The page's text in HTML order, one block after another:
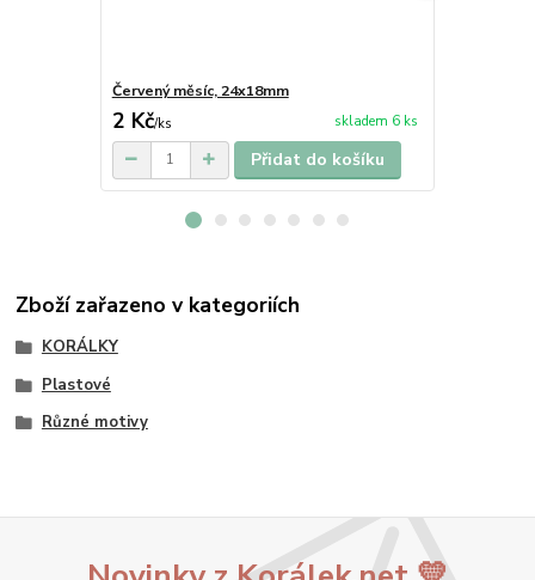
Červený měsíc, 24x18mm
2 Kč/ks skladem 6 ks
Přidat do košíku
Zboží zařazeno v kategoriích
KORÁLKY
Plastové
Různé motivy